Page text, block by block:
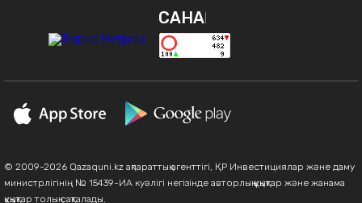
САНАҚ
© 2009-2026 Qazaquni.kz ақпараттық агенттігі, ҚР Инвестициялар және даму
министрлігінің № 15439-ИА куәлігі негізінде авторлық құқықтар және жанама
құқықтар толық сақталады.